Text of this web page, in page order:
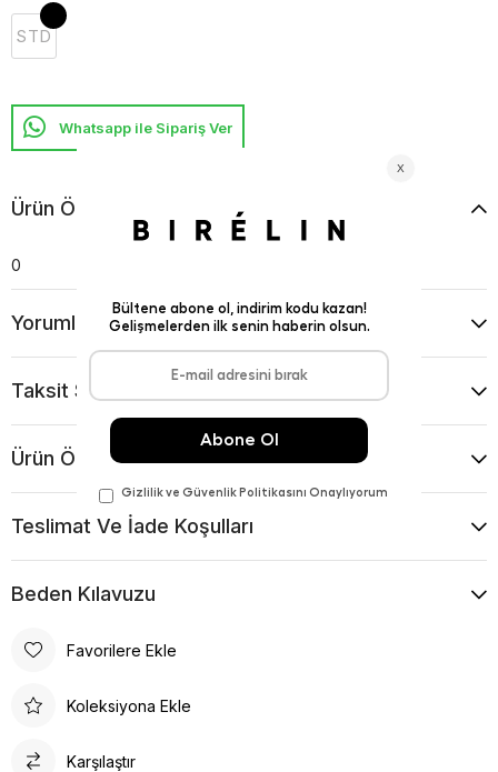
STD
Whatsapp ile Sipariş Ver
Ürün Özellikleri
0
Yorumlar (0)
Taksit Seçenekleri
Ürün Önerileri
Teslimat Ve İade Koşulları
Beden Kılavuzu
Favorilere Ekle
Koleksiyona Ekle
Karşılaştır